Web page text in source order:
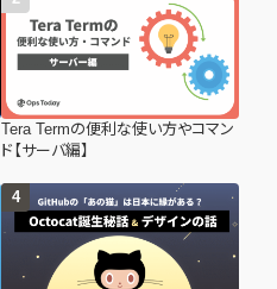
Tera Termの便利な使い方やコマン
ド【サーバ編】